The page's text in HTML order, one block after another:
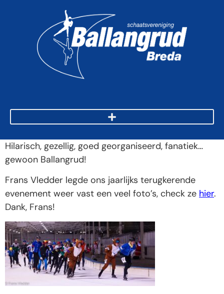
Hilarisch, gezellig, goed georganiseerd, fanatiek…
gewoon Ballangrud!
Frans Vledder legde ons jaarlijks terugkerende
evenement weer vast een veel foto’s, check ze hier.
Dank, Frans!